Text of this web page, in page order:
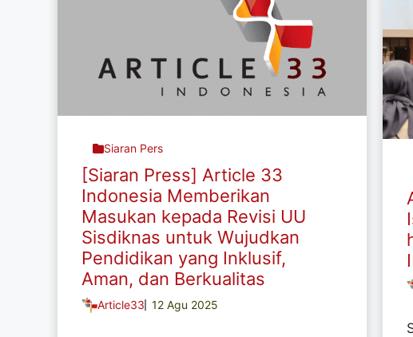
Siaran Pers
[Siaran Press] Article 33
Indonesia Memberikan
Masukan kepada Revisi UU
Sisdiknas untuk Wujudkan
Pendidikan yang Inklusif,
Aman, dan Berkualitas
Article33 12 Agu 2025